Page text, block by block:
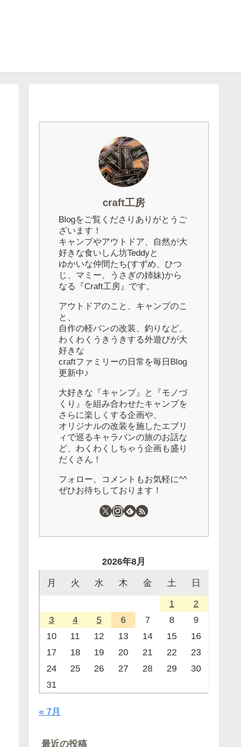
craft工房
Blogをご覧くださりありがとうご
ざいます！
キャンプやアウトドア、自然が大
好きな食いしん坊Teddyと
ゆかいな仲間たち(すずめ、ひつ
じ、マミー、うさぎの姉妹)から
なる『Craft工房』です。
アウトドアのこと、キャンプのこ
と、
自作の軽バンの改装、釣りなど、
わくわくうきうきする外遊びが大
好きな
craftファミリーの日常を毎日Blog
更新中♪
大好きな『キャンプ』と『モノづ
くり』を組み合わせたキャンプを
さらに楽しくする企画や、
オリジナルの改装を施したエブリ
ィで巡るキャラバンの旅のお話な
ど、わくわくしちゃう企画も盛り
だくさん！
フォロー、コメントもお気軽に^^
ぜひお待ちしております！
2026年8月
月 火 水 木 金 土 日
1
2
3
4 5 6 7 8
9
10
11 12 13 14 15
16
17
18 19 20 21 22
23
24
25 26 27 28 29
30
31
« 7月
最近の投稿